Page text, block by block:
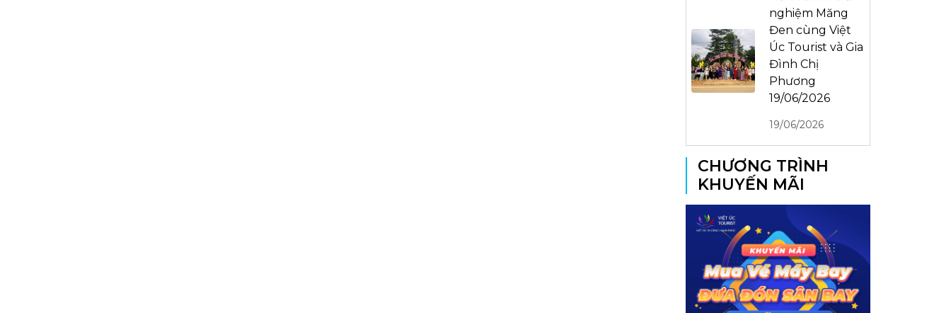
nghiệm Măng
Đen cùng Việt
Úc Tourist và Gia
Đình Chị
Phương
19/06/2026
19/06/2026
CHƯƠNG TRÌNH
KHUYẾN MÃI